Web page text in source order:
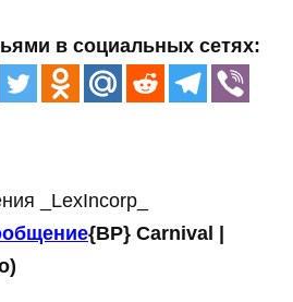
в социальных сетях:
_LexIncorp_
{BP} Carnival |